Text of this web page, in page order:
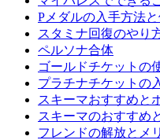
Pメダルの入手方法
スタミナ回復のやり
ペルソナ合体
ゴールドチケットの
プラチナチケットの
スキーマおすすめと
スキーマのおすすめ
フレンドの解放とメ